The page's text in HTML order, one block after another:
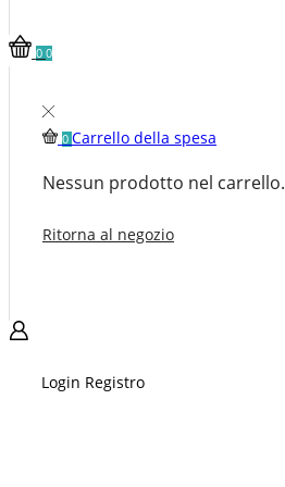
0 0
0 Carrello della spesa
Nessun prodotto nel carrello.
Ritorna al negozio
Login Registro